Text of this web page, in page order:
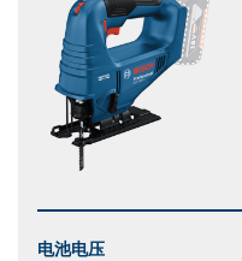
电池电压